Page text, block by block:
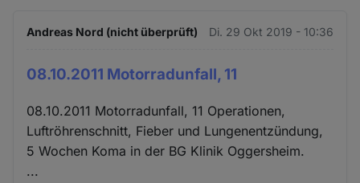
Andreas Nord (nicht überprüft) Di. 29 Okt 2019 - 10:36
08.10.2011 Motorradunfall, 11
08.10.2011 Motorradunfall, 11 Operationen,
Luftröhrenschnitt, Fieber und Lungenentzündung,
5 Wochen Koma in der BG Klinik Oggersheim.
...